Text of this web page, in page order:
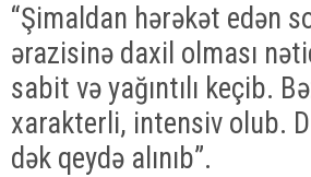
“Şimaldan hərəkət edən
ərazisinə daxil olması
sabit və yağıntılı keçib.
xarakterli, intensiv olub.
dək qeydə alınıb”.